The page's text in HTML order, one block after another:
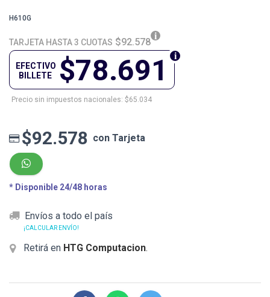
H610G
TARJETA HASTA 3 CUOTAS $92.578
$78.691
EFECTIVO
BILLETE
Precio sin impuestos nacionales: $65.034
$92.578 con Tarjeta
* Disponible 24/48 horas
Envíos a todo el país
¡CALCULAR ENVÍO!
Retirá en HTG Computacion.